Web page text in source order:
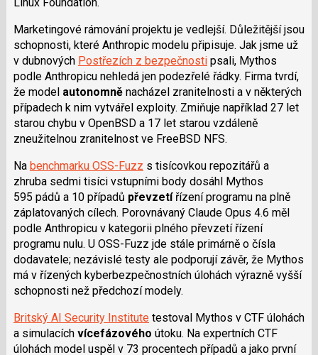
Marketingové rámování projektu je vedlejší. Důležitější jsou
schopnosti, které Anthropic modelu připisuje. Jak jsme už
v dubnových Postřezích z bezpečnostipsali, Mythos
podle Anthropicu nehledá jen podezřelé řádky. Firma tvrdí,
že model autonomněnacházel zranitelnosti a v některých
případech k nim vytvářel exploity. Zmiňuje například 27 let
starou chybu v OpenBSD a 17 let starou vzdáleně
zneužitelnou zranitelnost ve FreeBSD NFS.
Na benchmarku OSS-Fuzz s tisícovkou repozitářů a
zhruba sedmi tisíci vstupními body dosáhl Mythos
595 pádů a 10 případů převzetířízení programu na plně
záplatovaných cílech. Porovnávaný Claude Opus 4.6 měl
podle Anthropicu v kategorii plného převzetí řízení
programu nulu. U OSS-Fuzz jde stále primárně o čísla
dodavatele; nezávislé testy ale podporují závěr, že Mythos
má v řízených kyberbezpečnostních úlohách výrazně vyšší
schopnosti než předchozí modely.
Britský AI Security Institutetestoval Mythos v CTF úlohách
a simulacích vícefázového útoku. Na expertních CTF
úlohách model uspěl v 73 procentech případů a jako první